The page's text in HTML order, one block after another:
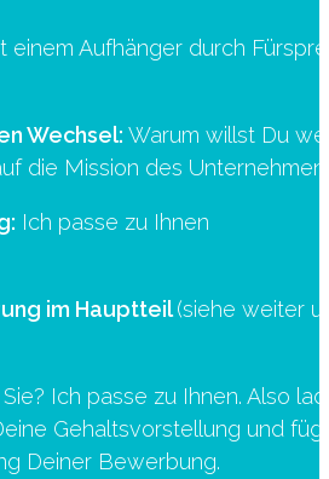
einem Aufhänger durch
Wechsel:Warum willst Du
die Mission des
Ich passe zu Ihnen
im Hauptteil(siehe weiter
Sie? Ich passe zu Ihnen. Also
Gehaltsvorstellung und
Deiner Bewerbung.